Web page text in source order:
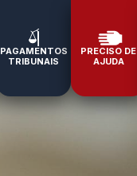
PAGAMENTOS
TRIBUNAIS
PRECISO DE
AJUDA